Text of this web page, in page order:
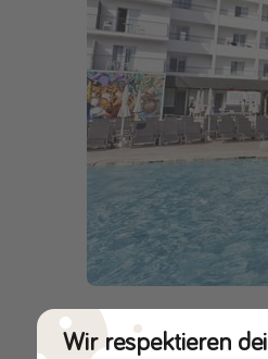
Reisebeispiel im
Wir respektieren